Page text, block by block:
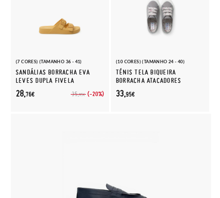
(7 CORES) (TAMANHO 36 - 41)
SANDÁLIAS BORRACHA EVA
LEVES DUPLA FIVELA
35,95€ (-20%)
28,76€
(10 CORES) (TAMANHO 24 - 40)
TÉNIS TELA BIQUEIRA
BORRACHA ATACADORES
33,95€